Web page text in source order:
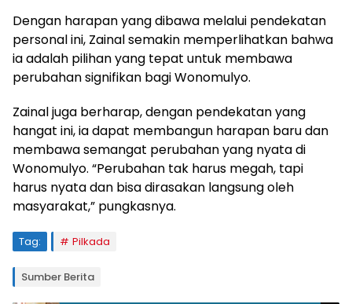
Dengan harapan yang dibawa melalui pendekatan
personal ini, Zainal semakin memperlihatkan bahwa
ia adalah pilihan yang tepat untuk membawa
perubahan signifikan bagi Wonomulyo.
Zainal juga berharap, dengan pendekatan yang
hangat ini, ia dapat membangun harapan baru dan
membawa semangat perubahan yang nyata di
Wonomulyo. “Perubahan tak harus megah, tapi
harus nyata dan bisa dirasakan langsung oleh
masyarakat,” pungkasnya.
Tag: Pilkada
Sumber Berita